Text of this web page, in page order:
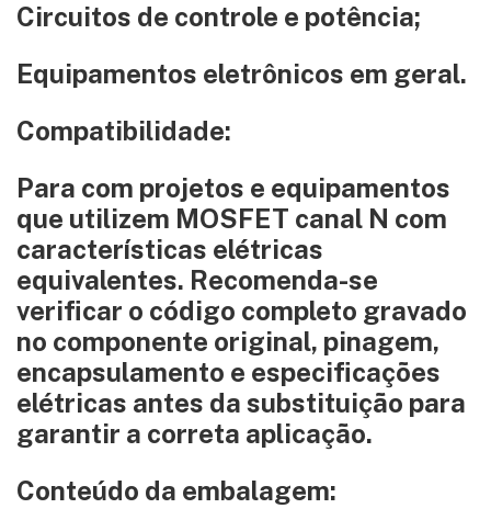
Circuitos de controle e potência;
Equipamentos eletrônicos em geral.
Compatibilidade:
Para com projetos e equipamentos
que utilizem MOSFET canal N com
características elétricas
equivalentes. Recomenda-se
verificar o código completo gravado
no componente original, pinagem,
encapsulamento e especificações
elétricas antes da substituição para
garantir a correta aplicação.
Conteúdo da embalagem: